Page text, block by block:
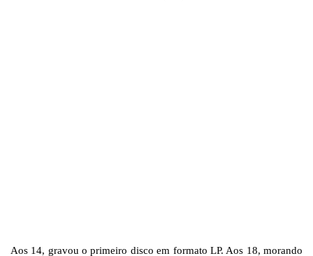
Aos 14, gravou o primeiro disco em formato LP. Aos 18, morando